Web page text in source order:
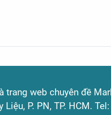
trang web chuyên đề
Liệu, P. PN, TP. HCM.